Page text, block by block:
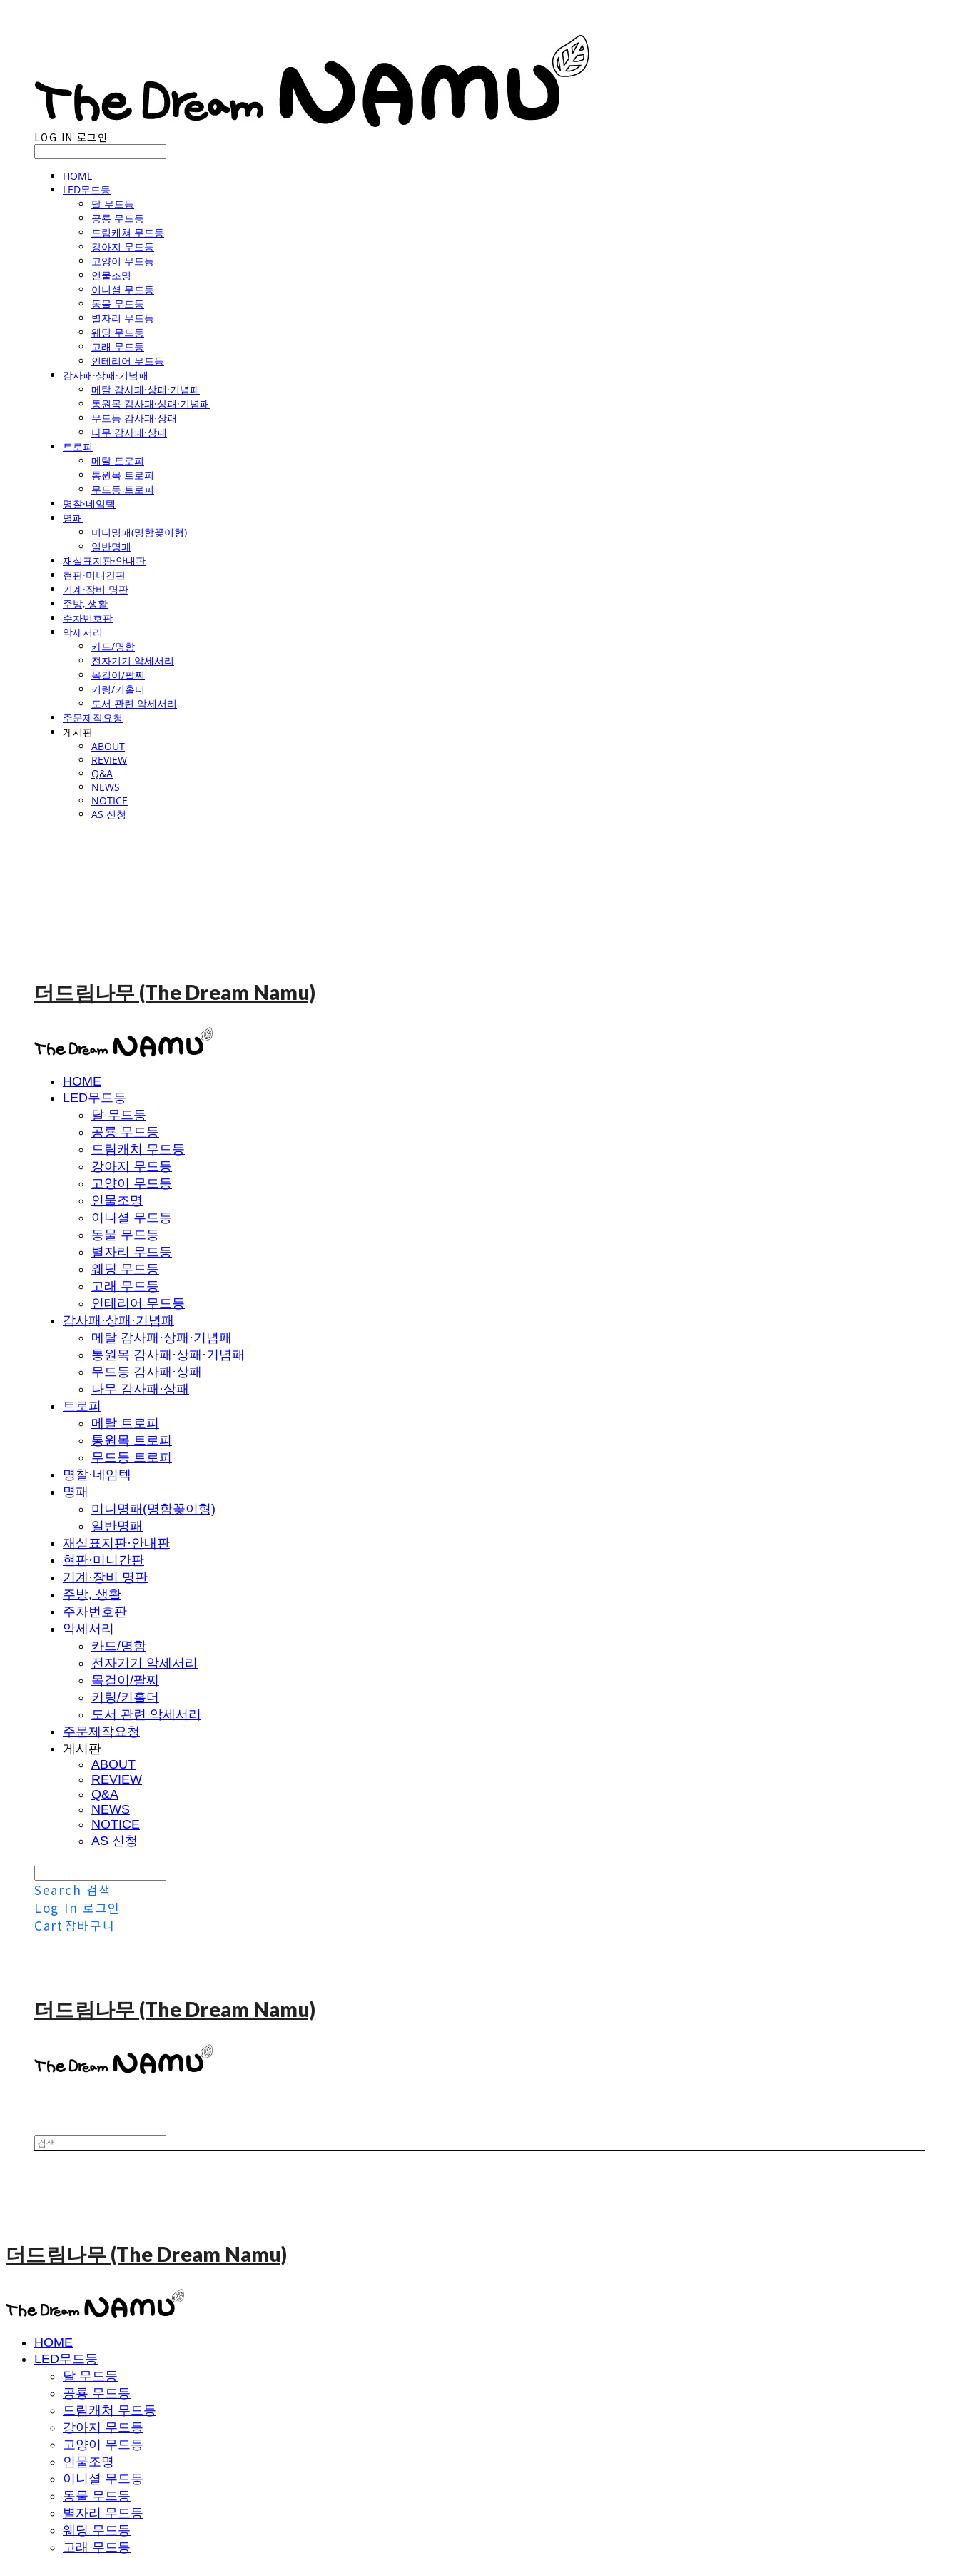
LOG IN 로그인
HOME
LED무드등
달 무드등
공룡 무드등
드림캐쳐 무드등
강아지 무드등
고양이 무드등
인물조명
이니셜 무드등
동물 무드등
별자리 무드등
웨딩 무드등
고래 무드등
인테리어 무드등
감사패·상패·기념패
메탈 감사패·상패·기념패
통원목 감사패·상패·기념패
무드등 감사패·상패
나무 감사패·상패
트로피
메탈 트로피
통원목 트로피
무드등 트로피
명찰·네임텍
명패
미니명패(명함꽂이형)
일반명패
재실표지판·안내판
현판·미니간판
기계·장비 명판
주방, 생활
주차번호판
악세서리
카드/명함
전자기기 악세서리
목걸이/팔찌
키링/키홀더
도서 관련 악세서리
주문제작요청
게시판
ABOUT
REVIEW
Q&A
NEWS
NOTICE
AS 신청
더드림나무 (The Dream Namu)
HOME
LED무드등
달 무드등
공룡 무드등
드림캐쳐 무드등
강아지 무드등
고양이 무드등
인물조명
이니셜 무드등
동물 무드등
별자리 무드등
웨딩 무드등
고래 무드등
인테리어 무드등
감사패·상패·기념패
메탈 감사패·상패·기념패
통원목 감사패·상패·기념패
무드등 감사패·상패
나무 감사패·상패
트로피
메탈 트로피
통원목 트로피
무드등 트로피
명찰·네임텍
명패
미니명패(명함꽂이형)
일반명패
재실표지판·안내판
현판·미니간판
기계·장비 명판
주방, 생활
주차번호판
악세서리
카드/명함
전자기기 악세서리
목걸이/팔찌
키링/키홀더
도서 관련 악세서리
주문제작요청
게시판
ABOUT
REVIEW
Q&A
NEWS
NOTICE
AS 신청
Search 검색
Log In 로그인
Cart 장바구니
더드림나무 (The Dream Namu)
더드림나무 (The Dream Namu)
HOME
LED무드등
달 무드등
공룡 무드등
드림캐쳐 무드등
강아지 무드등
고양이 무드등
인물조명
이니셜 무드등
동물 무드등
별자리 무드등
웨딩 무드등
고래 무드등